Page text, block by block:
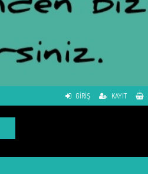
GIRIŞ KAYIT